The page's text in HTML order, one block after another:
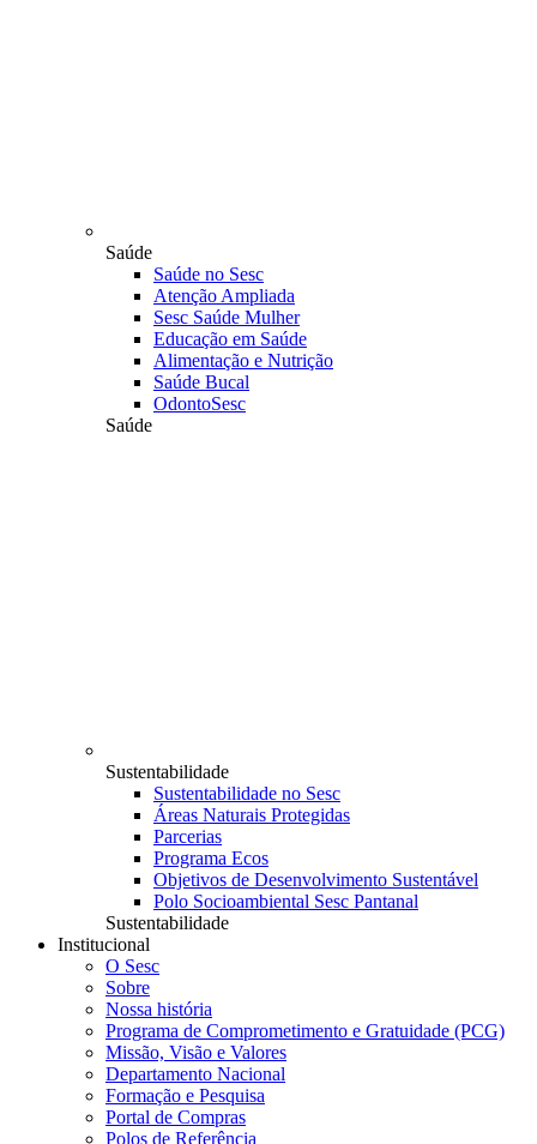
Saúde
Saúde no Sesc
Atenção Ampliada
Sesc Saúde Mulher
Educação em Saúde
Alimentação e Nutrição
Saúde Bucal
OdontoSesc
Saúde
Sustentabilidade
Sustentabilidade no Sesc
Áreas Naturais Protegidas
Parcerias
Programa Ecos
Objetivos de Desenvolvimento Sustentável
Polo Socioambiental Sesc Pantanal
Sustentabilidade
Institucional
O Sesc
Sobre
Nossa história
Programa de Comprometimento e Gratuidade (PCG)
Missão, Visão e Valores
Departamento Nacional
Formação e Pesquisa
Portal de Compras
Polos de Referência